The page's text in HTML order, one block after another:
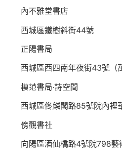
內不雅堂書店
西城區鐵樹斜街44號
正陽書局
西城區西四南年夜街43號（
模范書局·詩空間
西城區佟麟閣路85號院內裡
傍觀書社
向陽區酒仙橋路4號院798藝